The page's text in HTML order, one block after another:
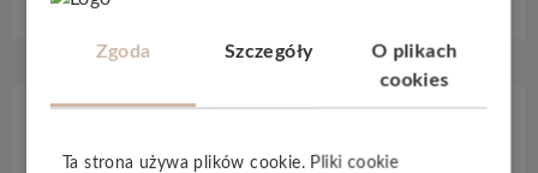
Zgoda Szczegóły
O plikach
cookies
Ta strona używa plików cookie. Pliki cookie